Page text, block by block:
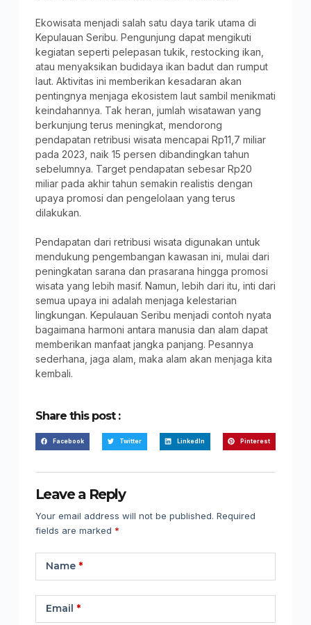
Ekowisata menjadi salah satu daya tarik utama di
Kepulauan Seribu. Pengunjung dapat mengikuti
kegiatan seperti pelepasan tukik, restocking ikan,
atau menyaksikan budidaya ikan badut dan rumput
laut. Aktivitas ini memberikan kesadaran akan
pentingnya menjaga ekosistem laut sambil menikmati
keindahannya. Tak heran, jumlah wisatawan yang
berkunjung terus meningkat, mendorong
pendapatan retribusi wisata mencapai Rp11,7 miliar
pada 2023, naik 15 persen dibandingkan tahun
sebelumnya. Target pendapatan sebesar Rp20
miliar pada akhir tahun semakin realistis dengan
upaya promosi dan pengelolaan yang terus
dilakukan.
Pendapatan dari retribusi wisata digunakan untuk
mendukung pengembangan kawasan ini, mulai dari
peningkatan sarana dan prasarana hingga promosi
wisata yang lebih masif. Namun, lebih dari itu, inti dari
semua upaya ini adalah menjaga kelestarian
lingkungan. Kepulauan Seribu menjadi contoh nyata
bagaimana harmoni antara manusia dan alam dapat
memberikan manfaat jangka panjang. Pesannya
sederhana, jaga alam, maka alam akan menjaga kita
kembali.
Share this post :
Facebook Twitter LinkedIn Pinterest
Leave a Reply
Your email address will not be published. Required
fields are marked *
Name*
Email *